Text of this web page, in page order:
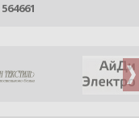
564661